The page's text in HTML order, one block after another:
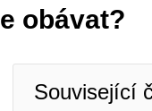
obávat?
Související